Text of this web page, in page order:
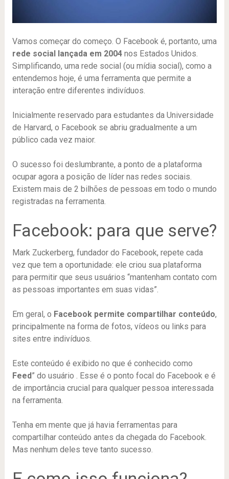
Vamos começar do começo. O Facebook é, portanto, uma
rede social lançada em 2004nos Estados Unidos.
Simplificando, uma rede social (ou mídia social), como a
entendemos hoje, é uma ferramenta que permite a
interação entre diferentes indivíduos.
Inicialmente reservado para estudantes da Universidade
de Harvard, o Facebook se abriu gradualmente a um
público cada vez maior.
O sucesso foi deslumbrante, a ponto de a plataforma
ocupar agora a posição de líder nas redes sociais.
Existem mais de 2 bilhões de pessoas em todo o mundo
registradas na ferramenta.
Facebook: para que serve?
Mark Zuckerberg, fundador do Facebook, repete cada
vez que tem a oportunidade: ele criou sua plataforma
para permitir que seus usuários “mantenham contato com
as pessoas importantes em suas vidas”.
Em geral, o Facebook permite compartilhar conteúdo,
principalmente na forma de fotos, vídeos ou links para
sites entre indivíduos.
Este conteúdo é exibido no que é conhecido como
Feed” do usuário . Esse é o ponto focal do Facebook e é
de importância crucial para qualquer pessoa interessada
na ferramenta.
Tenha em mente que já havia ferramentas para
compartilhar conteúdo antes da chegada do Facebook.
Mas nenhum deles teve tanto sucesso.